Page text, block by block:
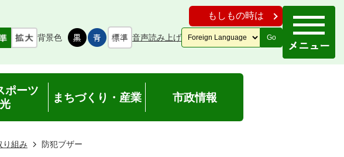
もしもの時は
背景色 音声読み上げ Go
ポーツ
まちづくり・産業 市政情報
り組み 防犯ブザー